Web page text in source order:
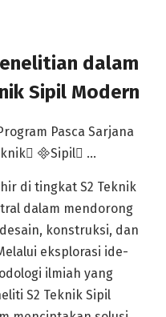
dalam
Sipil Modern
di tingkat S2 Teknik
dalam mendorong
konstruksi, dan
eksplorasi ide-
ilmiah yang
S2 Teknik Sipil